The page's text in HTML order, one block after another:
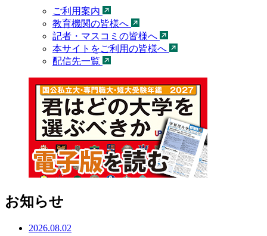
ご利用案内
教育機関の皆様へ
記者・マスコミの皆様へ
本サイトをご利用の皆様へ
配信先一覧
お知らせ
2026.08.02